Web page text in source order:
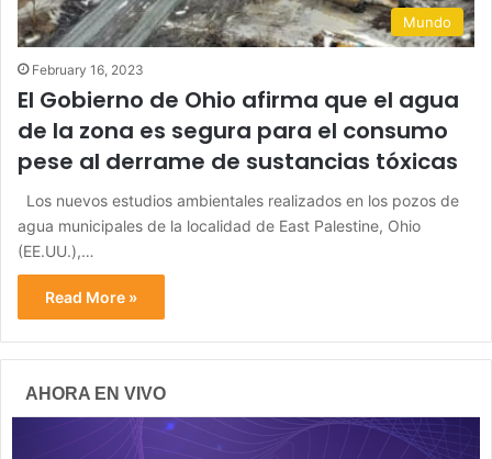
Mundo
February 16, 2023
El Gobierno de Ohio afirma que el agua
de la zona es segura para el consumo
pese al derrame de sustancias tóxicas
Los nuevos estudios ambientales realizados en los pozos de
agua municipales de la localidad de East Palestine, Ohio
(EE.UU.),…
Read More »
AHORA EN VIVO